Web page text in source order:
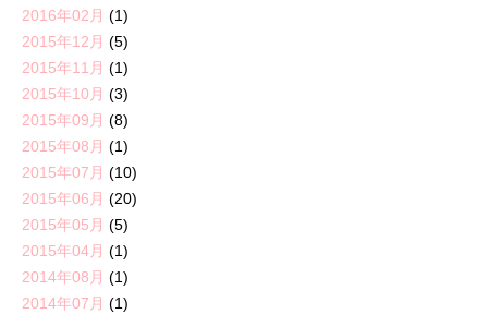
2016年02月 (1)
2015年12月 (5)
2015年11月 (1)
2015年10月 (3)
2015年09月 (8)
2015年08月 (1)
2015年07月 (10)
2015年06月 (20)
2015年05月 (5)
2015年04月 (1)
2014年08月 (1)
2014年07月 (1)